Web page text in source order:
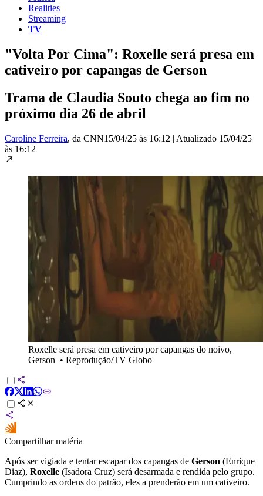
Realities
Streaming
TV
"Volta Por Cima": Roxelle será presa em
cativeiro por capangas de Gerson
Trama de Claudia Souto chega ao fim no
próximo dia 26 de abril
Caroline Ferreira, da CNN15/04/25 às 16:12 | Atualizado 15/04/25
às 16:12
Roxelle será presa em cativeiro por capangas do noivo,
Gerson • Reprodução/TV Globo
Compartilhar matéria
Após ser vigiada e tentar escapar dos capangas de Gerson (Enrique
Diaz), Roxelle (Isadora Cruz) será desarmada e rendida pelo grupo.
Cumprindo as ordens do patrão, eles a prenderão em um cativeiro.